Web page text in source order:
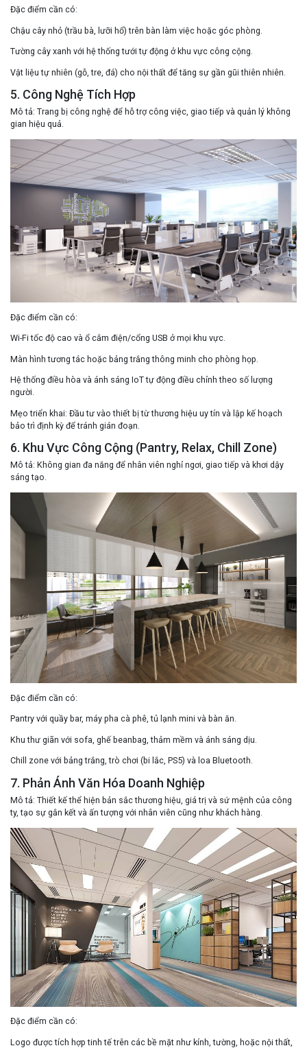
Đặc điểm cần có:
Chậu cây nhỏ (trầu bà, lưỡi hổ) trên bàn làm việc hoặc góc phòng.
Tường cây xanh với hệ thống tưới tự động ở khu vực công cộng.
Vật liệu tự nhiên (gỗ, tre, đá) cho nội thất để tăng sự gần gũi thiên nhiên.
5. Công Nghệ Tích Hợp
Mô tả: Trang bị công nghệ để hỗ trợ công việc, giao tiếp và quản lý không
gian hiệu quả.
Đặc điểm cần có:
Wi-Fi tốc độ cao và ổ cắm điện/cổng USB ở mọi khu vực.
Màn hình tương tác hoặc bảng trắng thông minh cho phòng họp.
Hệ thống điều hòa và ánh sáng IoT tự động điều chỉnh theo số lượng
người.
Mẹo triển khai: Đầu tư vào thiết bị từ thương hiệu uy tín và lập kế hoạch
bảo trì định kỳ để tránh gián đoạn.
6. Khu Vực Công Cộng (Pantry, Relax, Chill Zone)
Mô tả: Không gian đa năng để nhân viên nghỉ ngơi, giao tiếp và khơi dậy
sáng tạo.
Đặc điểm cần có:
Pantry với quầy bar, máy pha cà phê, tủ lạnh mini và bàn ăn.
Khu thư giãn với sofa, ghế beanbag, thảm mềm và ánh sáng dịu.
Chill zone với bảng trắng, trò chơi (bi lắc, PS5) và loa Bluetooth.
7. Phản Ánh Văn Hóa Doanh Nghiệp
Mô tả: Thiết kế thể hiện bản sắc thương hiệu, giá trị và sứ mệnh của công
ty, tạo sự gắn kết và ấn tượng với nhân viên cũng như khách hàng.
Đặc điểm cần có:
Logo được tích hợp tinh tế trên các bề mặt như kính, tường, hoặc nội thất,